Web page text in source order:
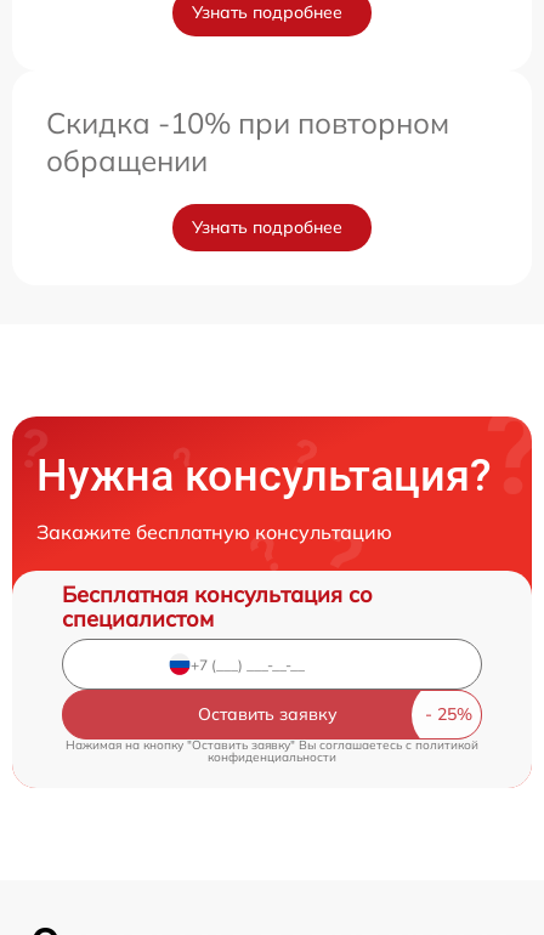
Узнать подробнее
Скидка -10% при повторном
обращении
Узнать подробнее
Нужна консультация?
Закажите бесплатную консультацию
Бесплатная консультация со
специалистом
Оставить заявку
Нажимая на кнопку "Оставить заявку" Вы соглашаетесь cполитикой
конфиденциальности